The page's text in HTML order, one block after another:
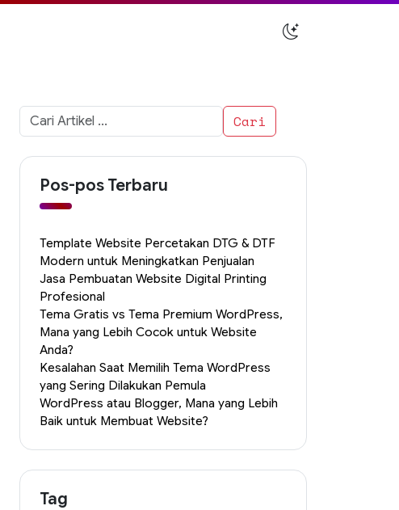
Cari
untuk:
Pos-pos Terbaru
Template Website Percetakan DTG & DTF
Modern untuk Meningkatkan Penjualan
Jasa Pembuatan Website Digital Printing
Profesional
Tema Gratis vs Tema Premium WordPress,
Mana yang Lebih Cocok untuk Website
Anda?
Kesalahan Saat Memilih Tema WordPress
yang Sering Dilakukan Pemula
WordPress atau Blogger, Mana yang Lebih
Baik untuk Membuat Website?
Tag